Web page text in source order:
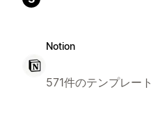
Notion
571件のテンプレート